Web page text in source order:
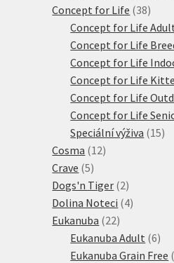
Concept for Life 3838
Concept for Life
Concept for Life
Concept for Life
Concept for Life
Concept for Life
Concept for Life
Speciální výživa 1515
Cosma 1212
Crave 55
produktů
Dogs'n Tiger 22
produkty
Dolina Noteci 44
Eukanuba 2222
produktů
Eukanuba Adult 66
Eukanuba Grain Free